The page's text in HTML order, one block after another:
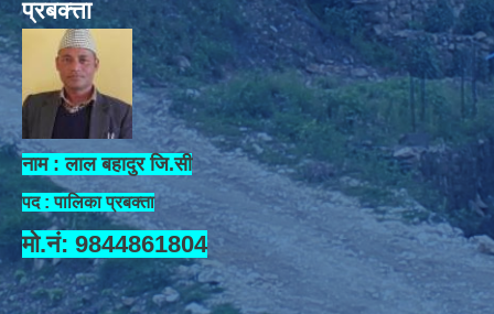
प्रबक्त्ता
नाम : लाल बहादुर जि.सी
पद : पालिका प्रबक्ता
मो.नं: 9844861804